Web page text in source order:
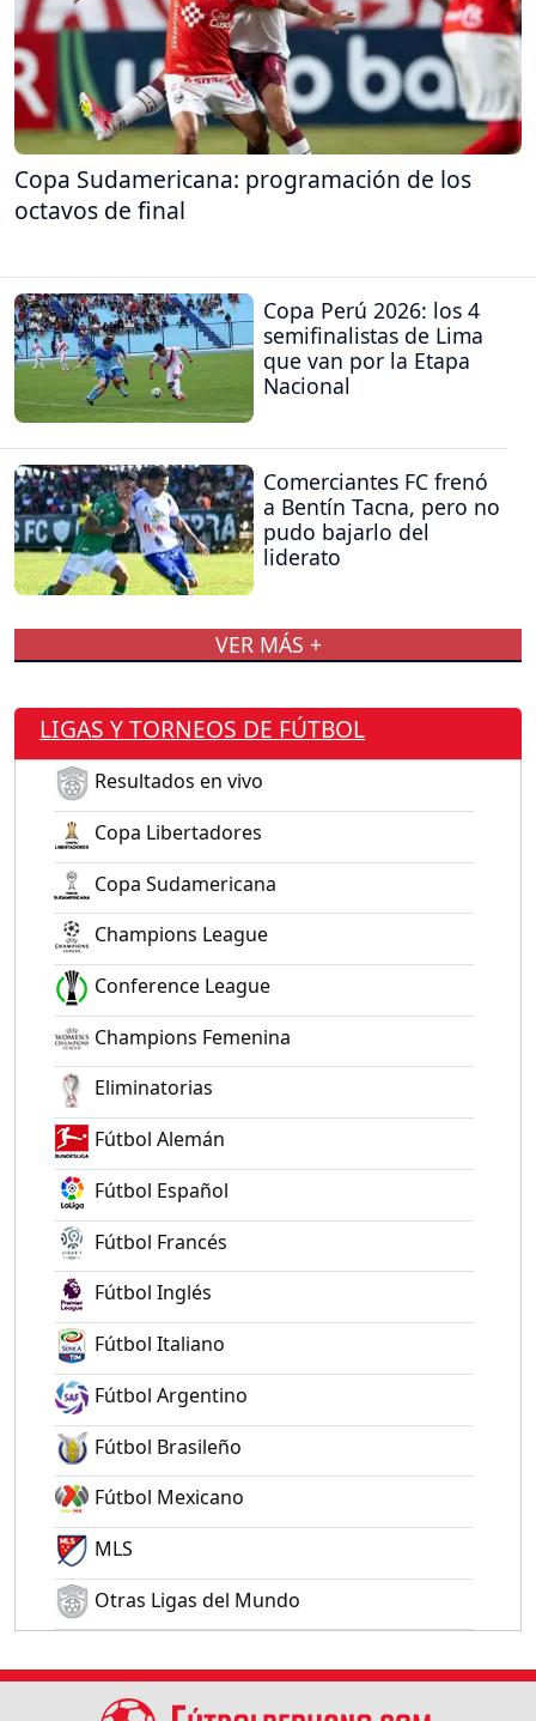
Copa Sudamericana: programación de los
octavos de final
Copa Perú 2026: los 4
semifinalistas de Lima
que van por la Etapa
Nacional
Comerciantes FC frenó
a Bentín Tacna, pero no
pudo bajarlo del
liderato
VER MÁS +
LIGAS Y TORNEOS DE FÚTBOL
Resultados en vivo
Copa Libertadores
Copa Sudamericana
Champions League
Conference League
Champions Femenina
Eliminatorias
Fútbol Alemán
Fútbol Español
Fútbol Francés
Fútbol Inglés
Fútbol Italiano
Fútbol Argentino
Fútbol Brasileño
Fútbol Mexicano
MLS
Otras Ligas del Mundo